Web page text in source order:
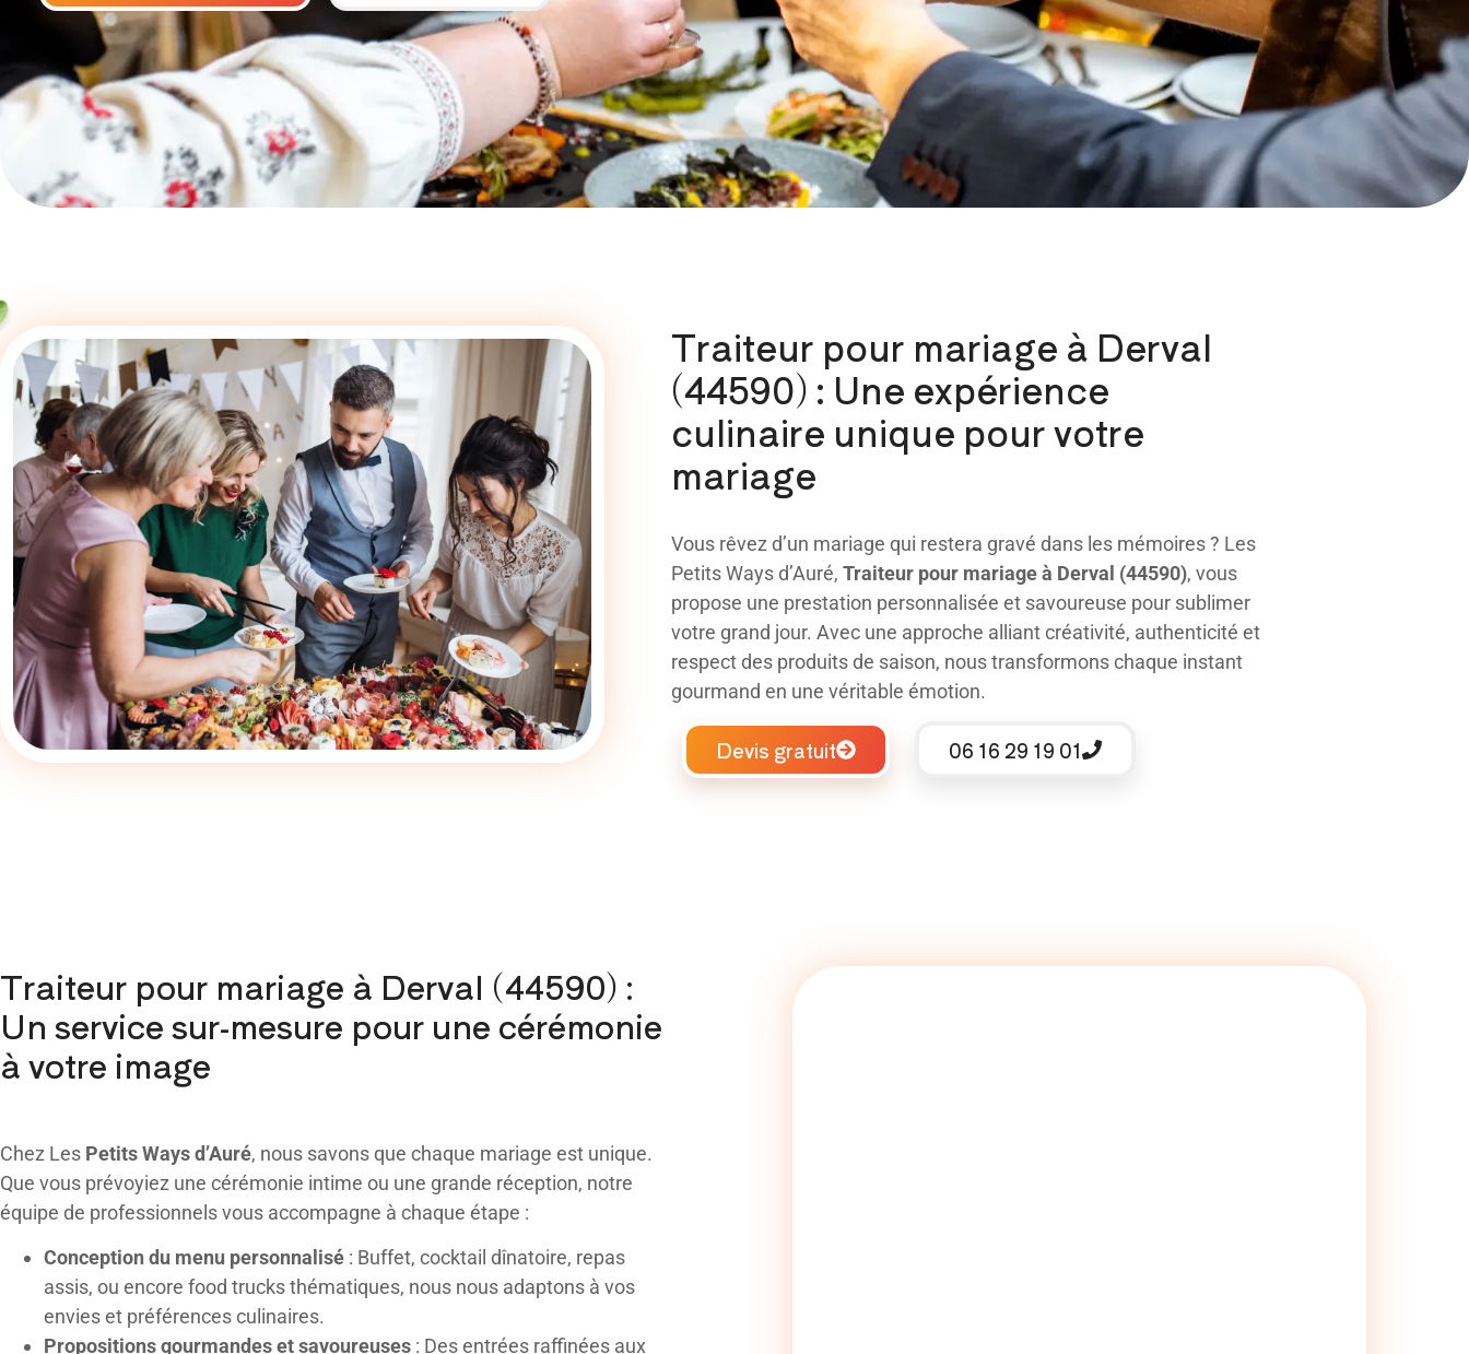
Traiteur pour mariage à Derval
(44590) : Une expérience
culinaire unique pour votre
mariage
Vous rêvez d’un mariage qui restera gravé dans les mémoires ? Les
Petits Ways d’Auré,Traiteur pour mariageà Derval (44590), vous
propose une prestation personnalisée et savoureuse pour sublimer
votre grand jour. Avec une approche alliant créativité, authenticité et
respect des produits de saison, nous transformons chaque instant
gourmand en une véritable émotion.
Devis gratuit 06 16 29 19 01
Traiteur pour mariage à Derval (44590) :
Un service sur-mesure pour une cérémonie
à votre image
Chez Les Petits Ways d’Auré, nous savons que chaque mariage est unique.
Que vous prévoyiez une cérémonie intime ou une grande réception, notre
équipe de professionnels vous accompagne à chaque étape :
Conception du menu personnalisé : Buffet, cocktail dînatoire, repas
assis, ou encore food trucks thématiques, nous nous adaptons à vos
envies et préférences culinaires.
Propositions gourmandes et savoureuses : Des entrées raffinées aux